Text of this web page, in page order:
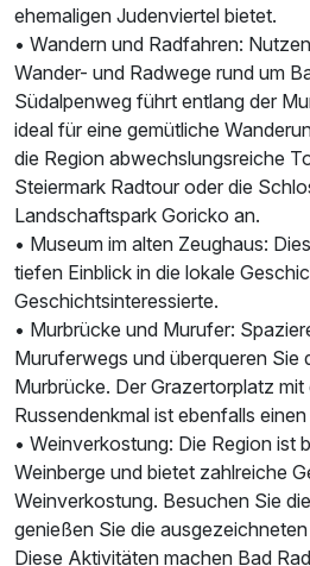
Für 3 Tage
ehemaligen Judenviertel bietet.
• Wandern und Radfahren:
Wander- und Radwege rund um
Südalpenweg führt entlang der
ideal für eine gemütliche
die Region abwechslungsreiche
Steiermark Radtour oder die
Landschaftspark Goricko an.
• Museum im alten Zeughaus:
tiefen Einblick in die lokale
Geschichtsinteressierte.
• Murbrücke und Murufer:
Muruferwegs und überqueren Sie
Murbrücke. Der Grazertorplatz
Russendenkmal ist ebenfalls
• Weinverkostung: Die Region ist
Weinberge und bietet zahlreiche
Weinverkostung. Besuchen Sie
genießen Sie die
Diese Aktivitäten machen Bad